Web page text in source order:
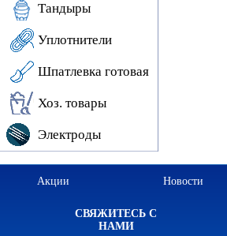
Тандыры
Уплотнители
Шпатлевка готовая
Хоз. товары
Электроды
Акции Новости
СВЯЖИТЕСЬ С
НАМИ